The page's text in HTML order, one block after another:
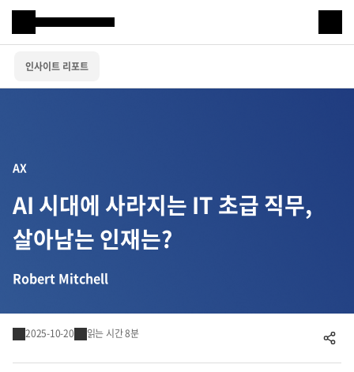
Samsung SDS
인사이트 리포트
IT서비스
디지털 혁신
물류 서비스
AX
AI 시대에 사라지는 IT 초급 직무,
살아남는 인재는?
Robert Mitchell
2025-10-20
읽는 시간 8분
공유하기